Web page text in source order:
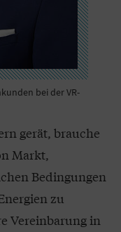
bei der VR-
gerät, brauche
Markt,
Bedingungen
zu
Vereinbarung in